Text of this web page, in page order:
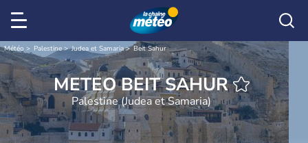
Météo Palestine Judea et Samaria Beit Sahur
METEO BEIT SAHUR
Palestine (Judea et Samaria)